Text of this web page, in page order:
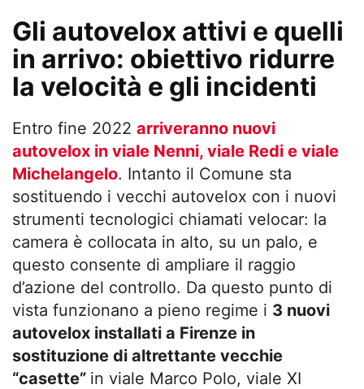
Gli autovelox attivi e quelli
in arrivo: obiettivo ridurre
la velocità e gli incidenti
Entro fine 2022 arriveranno nuovi
autovelox in viale Nenni, viale Redi e viale
Michelangelo. Intanto il Comune sta
sostituendo i vecchi autovelox con i nuovi
strumenti tecnologici chiamati velocar: la
camera è collocata in alto, su un palo, e
questo consente di ampliare il raggio
d’azione del controllo. Da questo punto di
vista funzionano a pieno regime i 3 nuovi
autovelox installati a Firenze in
sostituzione di altrettante vecchie
“casette” in viale Marco Polo, viale XI